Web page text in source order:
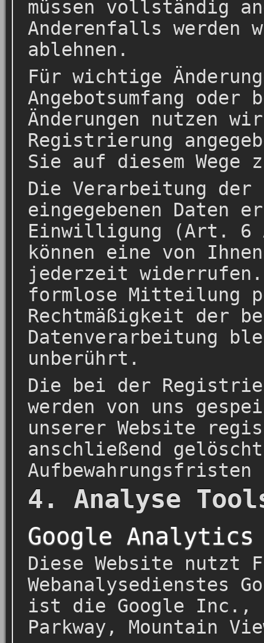
müssen vollständig
Anderenfalls werden
ablehnen.
Für wichtige
Angebotsumfang oder
Änderungen nutzen
Registrierung
Sie auf diesem Wege
Die Verarbeitung
eingegebenen Daten
Einwilligung (Art. 6
können eine von
jederzeit
formlose Mitteilung
Rechtmäßigkeit der
Datenverarbeitung
unberührt.
Die bei der
werden von uns
unserer Website
anschließend
4. Analyse
Google Analytics
Diese Website nutzt
Webanalysedienstes
ist die Google Inc.,
Parkway, Mountain